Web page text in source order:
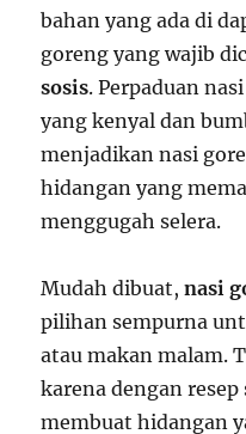
bahan yang ada di
goreng yang wajib
sosis. Perpaduan
yang kenyal dan
menjadikan nasi
hidangan yang
menggugah selera.
Mudah dibuat,nasi
pilihan sempurna
atau makan malam.
karena dengan
membuat hidangan